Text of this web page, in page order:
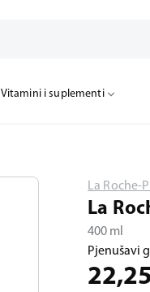
Vitamini i suplementi
La Roche-
La
400 ml
Pjenušavi
22,25